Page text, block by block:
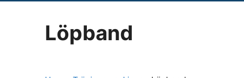
Löpband